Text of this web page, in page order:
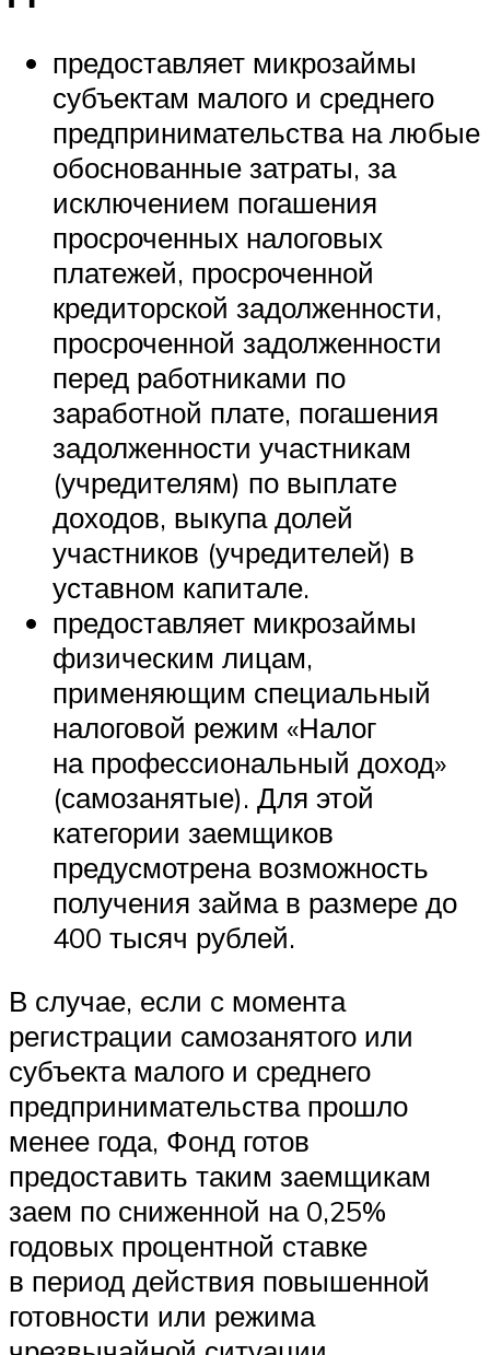
предоставляет микрозаймы
субъектам малого и среднего
предпринимательства на любые
обоснованные затраты, за
исключением погашения
просроченных налоговых
платежей, просроченной
кредиторской задолженности,
просроченной задолженности
перед работниками по
заработной плате, погашения
задолженности участникам
(учредителям) по выплате
доходов, выкупа долей
участников (учредителей) в
уставном капитале.
предоставляет микрозаймы
физическим лицам,
применяющим специальный
налоговой режим «Налог
на профессиональный доход»
(самозанятые). Для этой
категории заемщиков
предусмотрена возможность
получения займа в размере до
400 тысяч рублей.
В случае, если с момента
регистрации самозанятого или
субъекта малого и среднего
предпринимательства прошло
менее года, Фонд готов
предоставить таким заемщикам
заем по сниженной на 0,25%
годовых процентной ставке
в период действия повышенной
готовности или режима